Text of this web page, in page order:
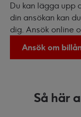
Du kan lägga upp
din ansökan kan
dig. Ansök online
Ansök om
Så här